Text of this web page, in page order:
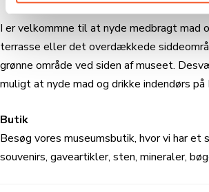
I er velkommne til at nyde medbragt mad
terrasse eller det overdækkede
grønne område ved siden af museet.
muligt at nyde mad og drikke indendørs på
Butik
Besøg vores museumsbutik, hvor vi har et
souvenirs, gaveartikler, sten, mineraler,